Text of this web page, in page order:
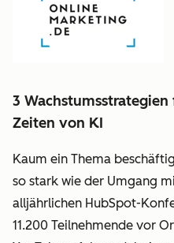
3
Zeiten von KI
Kaum ein Thema
so stark wie der Umgang
alljährlichen HubSpot-
11.200 Teilnehmende vor